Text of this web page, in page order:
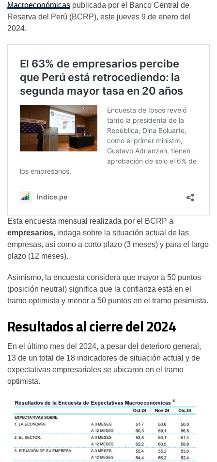
Macroeconómicas publicada por el Banco Central de
Reserva del Perú (BCRP), este jueves 9 de enero del
2024.
Esta encuesta mensual realizada por el BCRP a
empresarios, indaga sobre la situación actual de las
empresas, así como a corto plazo (3 meses) y para el largo
plazo (12 meses).
Asimismo, la encuesta considera que mayor a 50 puntos
(posición neutral) significa que la confianza está en el
tramo optimista y menor a 50 puntos en el tramo pesimista.
Resultados al cierre del 2024
En el último mes del 2024, a pesar del deterioro general,
13 de un total de 18 indicadores de situación actual y de
expectativas empresariales se ubicaron en el tramo
optimista.